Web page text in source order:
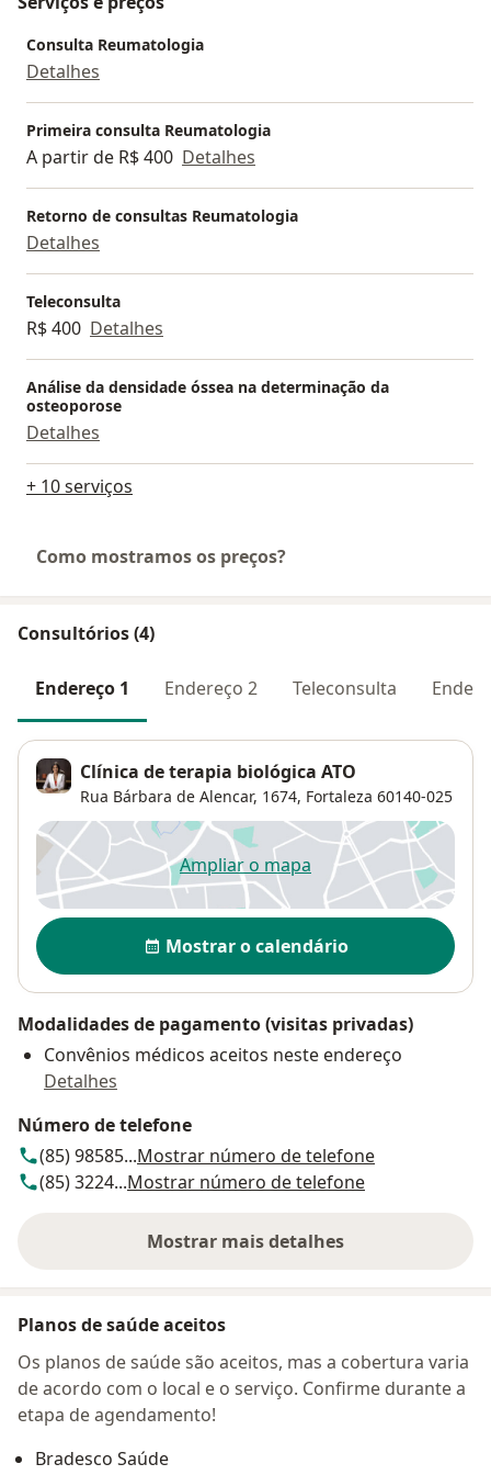
Consulta Reumatologia
Detalhes
Primeira consulta Reumatologia
A partir de R$ 400 Detalhes
Retorno de consultas Reumatologia
Detalhes
Teleconsulta
R$ 400 Detalhes
Análise da densidade óssea na determinação da
osteoporose
Detalhes
+ 10 serviços
Como mostramos os preços?
Consultórios (4)
Endereço 1 Endereço 2 Teleconsulta
Clínica de terapia biológica ATO
Rua Bárbara de Alencar, 1674, Fortaleza 60140-025
Ampliar o mapaabre num novo separador
Disponibilidade
Mostrar o calendário
Modalidades de pagamento (visitas privadas)
Convênios médicos aceitos neste endereço
Detalhes
Número de telefone
(85) 98585...Mostrar número de telefone
(85) 3224...Mostrar número de telefone
Mostrar mais detalhes
sobre o endereço
Planos de saúde aceitos
Os planos de saúde são aceitos, mas a cobertura varia
de acordo com o local e o serviço. Confirme durante a
etapa de agendamento!
Bradesco Saúde